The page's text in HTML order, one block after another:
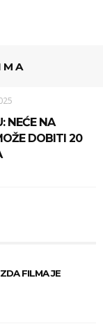
NEĆE NA
DOBITI 20
FILMA JE